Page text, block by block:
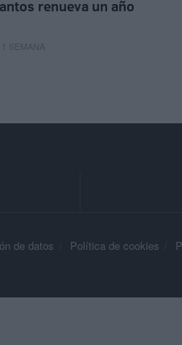
renueva un año
SEMANA
de datos Política de cookies